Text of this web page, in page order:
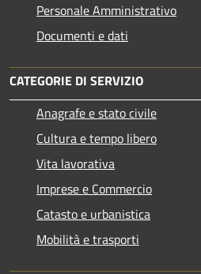
Personale Amministrativo
Documenti e dati
CATEGORIE DI SERVIZIO
Anagrafe e stato civile
Cultura e tempo libero
Vita lavorativa
Imprese e Commercio
Catasto e urbanistica
Mobilità e trasporti